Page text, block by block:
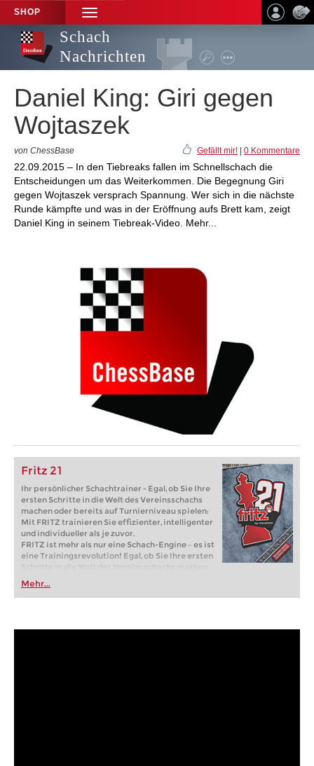
SHOP
TOGGLE
NAVIGATION
Schach
Nachrichten
Daniel King: Giri gegen
Wojtaszek
von ChessBase Gefällt mir! 0 Kommentare
22.09.2015 – In den Tiebreaks fallen im Schnellschach die
Entscheidungen um das Weiterkommen. Die Begegnung Giri
gegen Wojtaszek versprach Spannung. Wer sich in die nächste
Runde kämpfte und was in der Eröffnung aufs Brett kam, zeigt
Daniel King in seinem Tiebreak-Video. Mehr...
Fritz 21
Ihr persönlicher Schachtrainer - Egal, ob Sie Ihre
ersten Schritte in die Welt des Vereinsschachs
machen oder bereits auf Turnierniveau spielen:
Mit FRITZ trainieren Sie effizienter, intelligenter
und individueller als je zuvor.
FRITZ ist mehr als nur eine Schach-Engine – es ist
eine Trainingsrevolution! Egal, ob Sie Ihre ersten
Schritte in die Welt des Vereinsschachs machen
oder bereits auf Turnierniveau spielen: Mit
FRITZ trainieren Sie effizienter, intelligenter und
individueller als je zuvor.
Mehr...